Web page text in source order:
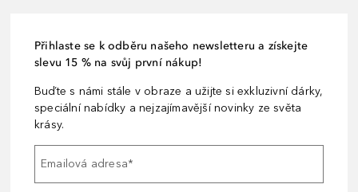
Přihlaste se k odběru našeho newsletteru a získejte
slevu 15 % na svůj první nákup!
Buďte s námi stále v obraze a užijte si exkluzivní dárky,
speciální nabídky a nejzajímavější novinky ze světa
krásy.
Emailová adresa*